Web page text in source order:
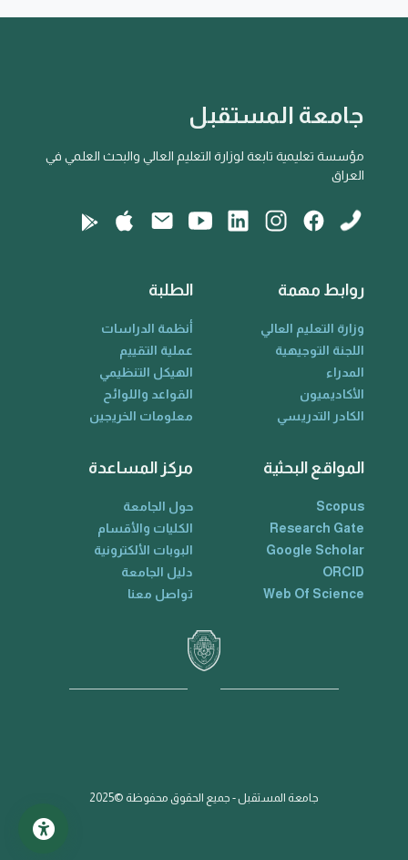
جامعة المستقبل
مؤسسة تعليمية تابعة لوزارة التعليم العالي والبحث العلمي في
العراق
روابط مهمة
وزارة التعليم العالي
اللجنة التوجيهية
المدراء
الأكاديميون
الكادر التدريسي
الطلبة
أنظمة الدراسات
عملية التقييم
الهيكل التنظيمي
القواعد واللوائح
معلومات الخريجين
المواقع البحثية
Scopus
Research Gate
Google Scholar
ORCID
Web Of Science
مركز المساعدة
حول الجامعة
الكليات والأقسام
البوبات الألكترونية
دليل الجامعة
تواصل معنا
جامعة المستقبل - جميع الحقوق محفوظة ©2025